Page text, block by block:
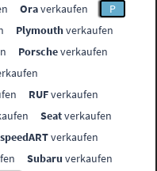
Oraverkaufen
P
Plymouthverkaufen
Porscheverkaufen
RUFverkaufen
Seatverkaufen
speedARTverkaufen
Subaru verkaufen